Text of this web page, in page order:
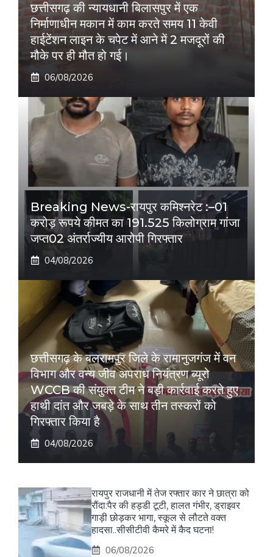
छत्तीसगढ़ की न्यायधानी बिलासपुर में एक
निर्माणाधीन मकान में काम करते समय 11 केवी
हाईटेंशन लाइन के चपेट में आने में 2 मजदूरों की
मौके पर ही मौत हो गई।
06/08/2026
Breaking News-रायपुर कमिश्नरेट :–01
करोड़ रूपये कीमत का 191.525 किलोग्राम गांजा
जप्त02 अंतर्राज्यीय आरोपी गिरफ्तार
04/08/2026
छत्तीसगढ़ के बलरामपुर जिले के रामानुजगंज में वन
विभाग और वन्य जीव अपराध नियंत्रण ब्यूरो
WCCB की संयुक्त टीम ने बड़ी कार्रवाई करते हुए
हाथी दांत और जबड़े के साथ तीन तस्करों को
गिरफ्तार किया है
04/08/2026
रायपुर राजधानी में तेज रफ्तार कार ने छात्रा को
रौंदा:पैर की हड्डी टूटी, हालत गंभीर, ड्राइवर
गाड़ी छोड़कर भागा, स्कूल से लौटते वक्त
हादसा..सीसीटीवी कैमरे में कैद घटना!
06/08/2026